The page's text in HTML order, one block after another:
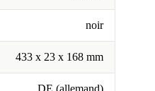
noir
433 x 23 x 168 mm
DE (allemand)